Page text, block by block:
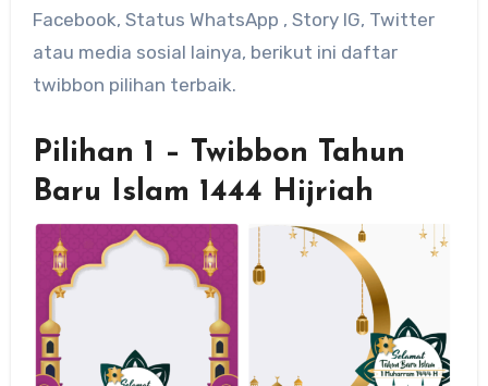
Facebook, Status WhatsApp , Story IG, Twitter
atau media sosial lainya, berikut ini daftar
twibbon pilihan terbaik.
Pilihan 1 – Twibbon Tahun
Baru Islam 1444 Hijriah